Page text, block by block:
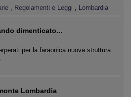
, Regolamenti e Leggi , Lombardia
dimenticato...
per la faraonica nuova struttura
Lombardia